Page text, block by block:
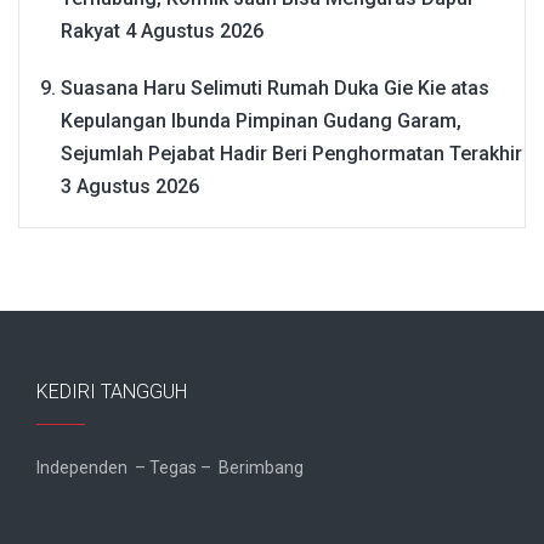
Rakyat 4 Agustus 2026
Suasana Haru Selimuti Rumah Duka Gie Kie atas
Kepulangan Ibunda Pimpinan Gudang Garam,
Sejumlah Pejabat Hadir Beri Penghormatan Terakhir
3 Agustus 2026
KEDIRI TANGGUH
Independen – Tegas – Berimbang